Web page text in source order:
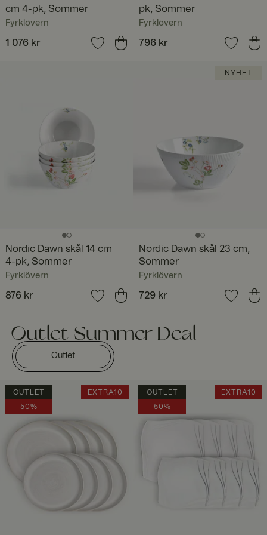
cm 4-pk, Sommer
Fyrklövern
Pris: 1 076 kr
1 076 kr
pk, Sommer
Fyrklövern
Pris :796 kr
796 kr
Nordic Dawn skål 14 cm
4-pk, Sommer
Fyrklövern
Pris:876 kr
876 kr
NYHET
Nordic Dawn skål 23 cm,
Sommer
Fyrklövern
Pris:729 kr
729 kr
Outlet Summer Deal
Outlet
OUTLET
50%
EXTRA10
OUTLET
50%
EXTRA10